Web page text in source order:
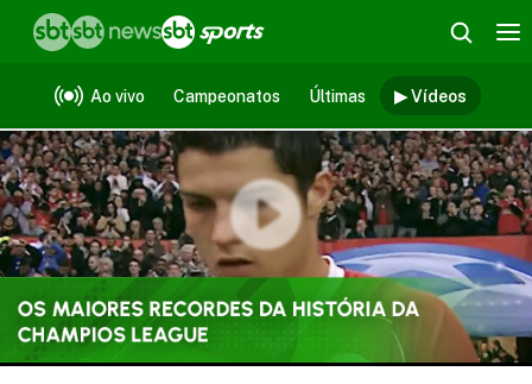
Ao vivo Campeonatos Últimas ▶ Vídeos
Vídeos